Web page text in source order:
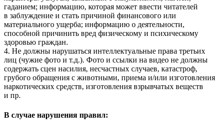
гаданием; информацию, которая может ввести читателей
в заблуждение и стать причиной финансового или
материального ущерба; информацию о деятельности,
способной причинить вред физическому и психическому
здоровью граждан.
4. Не должны нарушаться интеллектуальные права третьих
лиц (чужие фото и т.д.). Фото и ссылки на видео не должны
содержать сцен насилия, несчастных случаев, катастроф,
грубого обращения с животными, приема и/или изготовления
наркотических средств, изготовления взрывчатых веществ
и пр.
В случае нарушения правил: